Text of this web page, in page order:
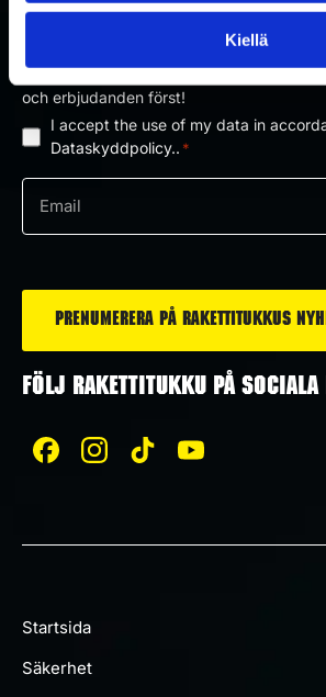
Kiellä
NYHETSBREV
Prenumerera på nyhetsbrevet och få
och erbjudanden först!
Dataskyddpolicy
*
I accept the use of my data in
Dataskyddpolicy.. *
post
FÖLJ RAKETTITUKKU PÅ SOCIALA
Startsida
Säkerhet